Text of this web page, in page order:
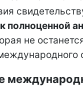
полноценной
не